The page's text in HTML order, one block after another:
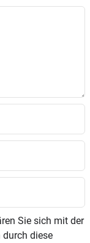
Sie sich mit der
durch diese